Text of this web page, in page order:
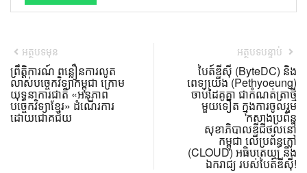
អត្ថបទមុន
ព្រឹត្តិការណ៍ ពន្លឿនការលូត
លាស់បច្ចេកវិទ្យាកម្ពុជា ក្រោម
យុទ្ធនាការជាតិ «អនុភាព
បច្ចេកវិទ្យាខ្មែរ» ដំណើរការ
ដោយជោគជ័យ
អត្ថបទបន្ទាប់
បៃត៍ឌីស៊ី (ByteDC) និង
ពេទ្យយើង (Pethyoeung)
ចាប់ដៃគូគ្នា ជាកំណត់ត្រាថ្មី
មួយទៀត ក្នុងការចូលរួម
កសាងប្រព័ន្ធ
សុខាភិបាលឌីជីថល​នៅ
កម្ពុជា លើប្រព័ន្ធក្លៅ
(CLOUD) អធិបតេយ្យ និង
ឯករាជ្យ របស់បៃត៍ឌីស៊ី!